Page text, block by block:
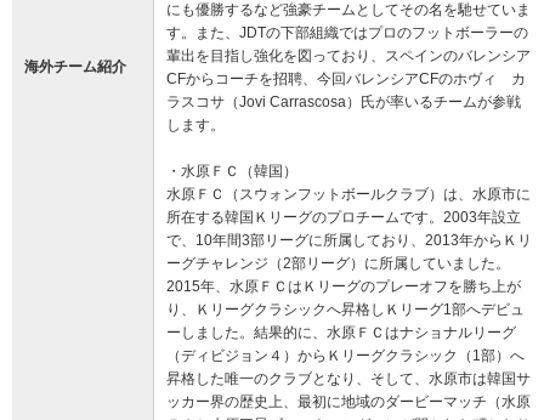
海外チーム紹介
にも優勝するなど強豪チームとしてその名を馳せていま
す。また、JDTの下部組織ではプロのフットボーラーの
輩出を目指し強化を図っており、スペインのバレンシア
CFからコーチを招聘、今回バレンシアCFのホヴィ カ
ラスコサ（Jovi Carrascosa）氏が率いるチームが参戦
します。
・水原ＦＣ（韓国）
水原ＦＣ（スウォンフットボールクラブ）は、水原市に
所在する韓国Ｋリーグのプロチームです。2003年設立
で、10年間3部リーグに所属しており、2013年からＫリ
ーグチャレンジ（2部リーグ）に所属していました。
2015年、水原ＦＣはＫリーグのプレーオフを勝ち上が
り、Ｋリーグクラシックへ昇格しＫリーグ1部へデビュ
ーしました。結果的に、水原ＦＣはナショナルリーグ
（ディビジョン４）からＫリーグクラシック（1部）へ
昇格した唯一のクラブとなり、そして、水原市は韓国サ
ッカー界の歴史上、最初に地域のダービーマッチ（水原